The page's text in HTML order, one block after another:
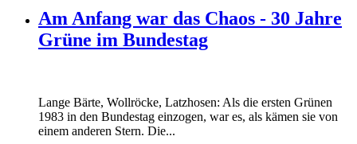
Am Anfang war das Chaos - 30 Jahre
Grüne im Bundestag
Lange Bärte, Wollröcke, Latzhosen: Als die ersten Grünen
1983 in den Bundestag einzogen, war es, als kämen sie von
einem anderen Stern. Die...